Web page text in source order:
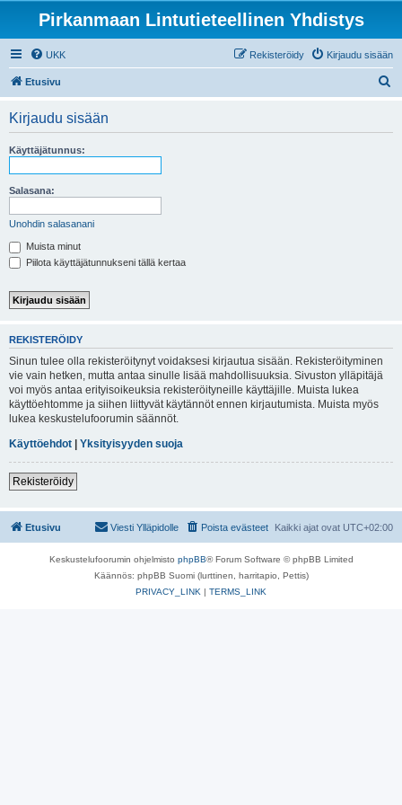
Pirkanmaan Lintutieteellinen Yhdistys
UKK Kirjaudu sisään
Rekisteröidy
Etusivu
Kirjaudu sisään
Käyttäjätunnus:
Salasana:
Unohdin salasanani
Muista minut
Piilota käyttäjätunnukseni tällä kertaa
REKISTERÖIDY
Sinun tulee olla rekisteröitynyt voidaksesi kirjautua sisään. Rekisteröityminen
vie vain hetken, mutta antaa sinulle lisää mahdollisuuksia. Sivuston ylläpitäjä
voi myös antaa erityisoikeuksia rekisteröityneille käyttäjille. Muista lukea
käyttöehtomme ja siihen liittyvät käytännöt ennen kirjautumista. Muista myös
lukea keskustelufoorumin säännöt.
Käyttöehdot | Yksityisyyden suoja
Rekisteröidy
Etusivu Kaikki ajat ovat UTC+02:00
Poista evästeet
Viesti Ylläpidolle
Keskustelufoorumin ohjelmisto phpBB® Forum Software © phpBB Limited
Käännös: phpBB Suomi (lurttinen, harritapio, Pettis)
PRIVACY_LINK | TERMS_LINK